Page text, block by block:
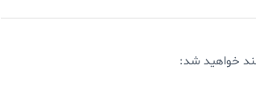
خواهید شد: